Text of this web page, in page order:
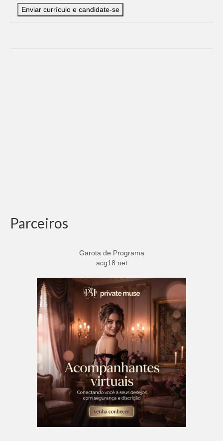
Parceiros
Garota de Programa
acg18.net